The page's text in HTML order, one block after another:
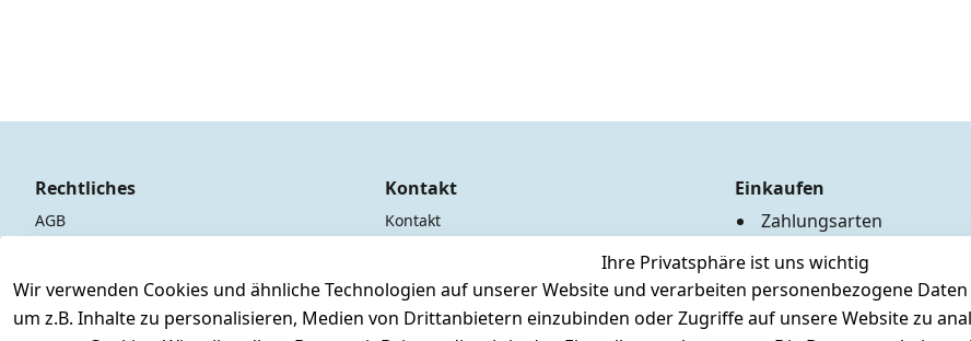
Ihre Privatsphäre ist uns wichtig
Wir verwenden Cookies und ähnliche Technologien auf unserer Website und verarbeiten personenbezogene
um z.B. Inhalte zu personalisieren, Medien von Drittanbietern einzubinden oder Zugriffe auf unsere Website zu
Rechtliches
AGB
Datenschutzerklärung
Barrierefreiheitserklärung
Kontakt
Kontakt
Einkaufen
Zahlungsarten
Hilfe
Batterieentsorgung
Märklin Insider Club